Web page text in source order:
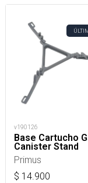
v190126
Base Cartucho
Canister Stand
Primus
$ 14.900